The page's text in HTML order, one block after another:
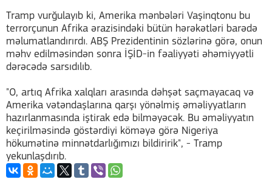
Tramp vurğulayıb ki, Amerika mənbələri Vaşinqtonu bu
terrorçunun Afrika ərazisindəki bütün hərəkətləri barədə
məlumatlandırırdı. ABŞ Prezidentinin sözlərinə görə, onun
məhv edilməsindən sonra İŞİD-in fəaliyyəti əhəmiyyətli
dərəcədə sarsıdılıb.
"O, artıq Afrika xalqları arasında dəhşət saçmayacaq və
Amerika vətəndaşlarına qarşı yönəlmiş əməliyyatların
hazırlanmasında iştirak edə bilməyəcək. Bu əməliyyatın
keçirilməsində göstərdiyi köməyə görə Nigeriya
hökumətinə minnətdarlığımızı bildiririk", - Tramp
yekunlaşdırıb.